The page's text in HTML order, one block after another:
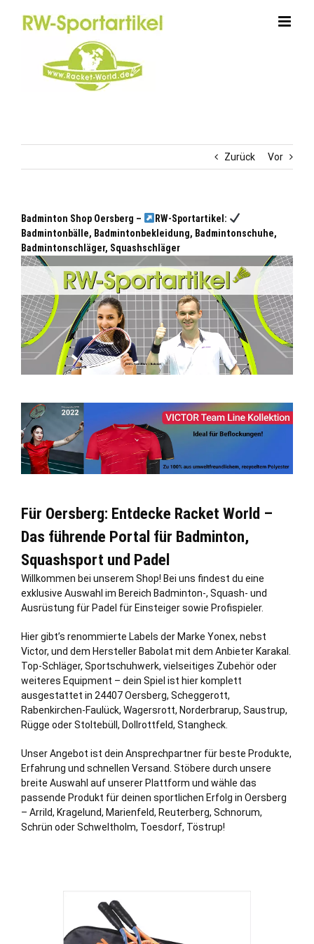
Zurück Vor
Badminton Shop Oersberg –
RW-Sportartikel:
Badmintonbälle, Badmintonbekleidung, Badmintonschuhe,
Badmintonschläger, Squashschläger
Für Oersberg: Entdecke Racket World –
Das führende Portal für Badminton,
Squashsport und Padel
Willkommen bei unserem Shop! Bei uns findest du eine
exklusive Auswahl im Bereich Badminton-, Squash- und
Ausrüstung für Padel für Einsteiger sowie Profispieler.
Hier gibt’s renommierte Labels der Marke Yonex, nebst
Victor, und dem Hersteller Babolat mit dem Anbieter Karakal.
Top-Schläger, Sportschuhwerk, vielseitiges Zubehör oder
weiteres Equipment – dein Spiel ist hier komplett
ausgestattet in 24407 Oersberg, Scheggerott,
Rabenkirchen-Faulück, Wagersrott, Norderbrarup, Saustrup,
Rügge oderStoltebüll , Dollrottfeld, Stangheck
Unser Angebot ist dein Ansprechpartner für beste Produkte,
Erfahrung und schnellen Versand. Stöbere durch unsere
breite Auswahl auf unserer Plattform und wähle das
passende Produkt für deinen sportlichen Erfolg in Oersberg
– Arrild, Kragelund, Marienfeld, Reuterberg, Schnorum,
Schrün oder Schweltholm, Toesdorf, Töstrup!